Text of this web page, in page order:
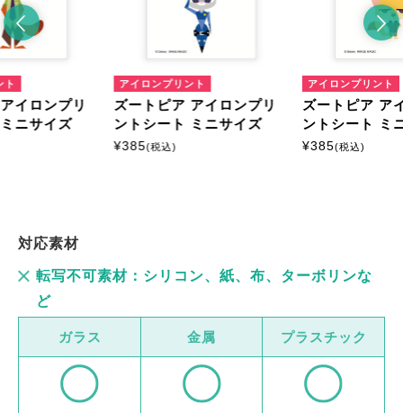
ト
イロンプリ
ニサイズ
アイロンプリント
ズートピア アイロンプリ
ントシート ミニサイズ
¥385(税込)
アイロンプリント
ズートピア ア
ントシート ミ
¥385(税込)
対応素材
転写不可素材：シリコン、紙、布、ターボリンな
ど
ガラス 金属 プラスチック